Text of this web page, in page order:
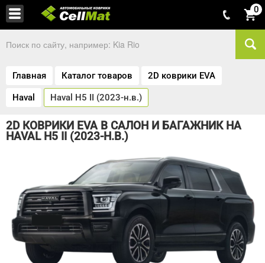
0
Главная Каталог товаров 2D коврики EVA
Haval Haval H5 II (2023-н.в.)
2D КОВРИКИ EVA В САЛОН И БАГАЖНИК НА
HAVAL H5 II (2023-Н.В.)